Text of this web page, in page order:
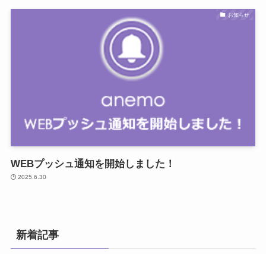
お知らせ
WEBプッシュ通知を開始しました！
2025.6.30
新着記事